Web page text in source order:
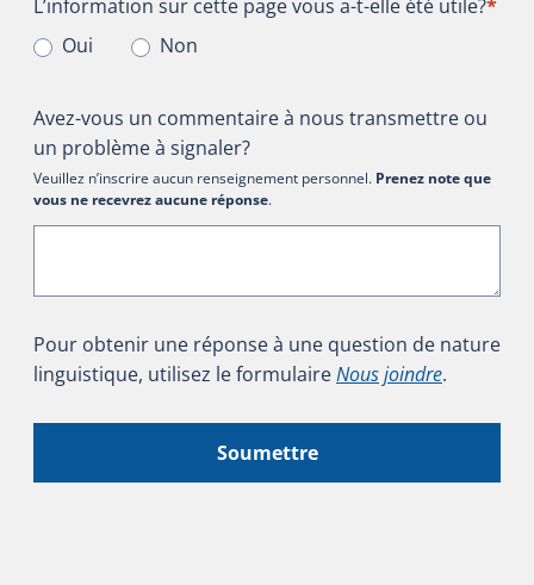
L’information sur cette page vous a-t-elle été utile?*
Oui
Non
Avez-vous un commentaire à nous transmettre ou
un problème à signaler?
Veuillez n’inscrire aucun renseignement personnel. Prenez note que
vous ne recevrez aucune réponse.
Pour obtenir une réponse à une question de nature
linguistique, utilisez le formulaireNous joindre.
Soumettre